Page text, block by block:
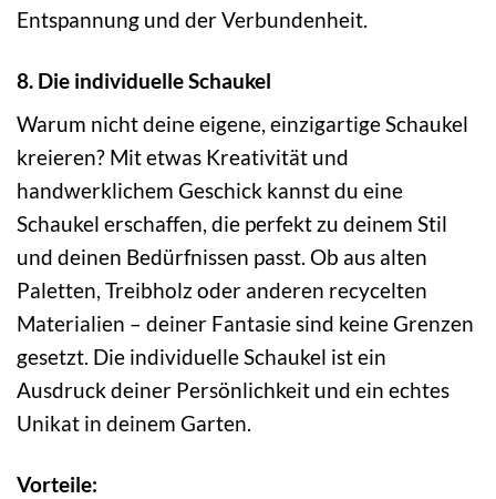
Entspannung und der Verbundenheit.
8. Die individuelle Schaukel
Warum nicht deine eigene, einzigartige Schaukel
kreieren? Mit etwas Kreativität und
handwerklichem Geschick kannst du eine
Schaukel erschaffen, die perfekt zu deinem Stil
und deinen Bedürfnissen passt. Ob aus alten
Paletten, Treibholz oder anderen recycelten
Materialien – deiner Fantasie sind keine Grenzen
gesetzt. Die individuelle Schaukel ist ein
Ausdruck deiner Persönlichkeit und ein echtes
Unikat in deinem Garten.
Vorteile: